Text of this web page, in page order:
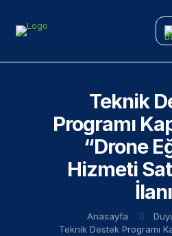
Teknik
Programı
“Drone
Hizmeti
İlanı
Anasayfa
Teknik Destek Programı